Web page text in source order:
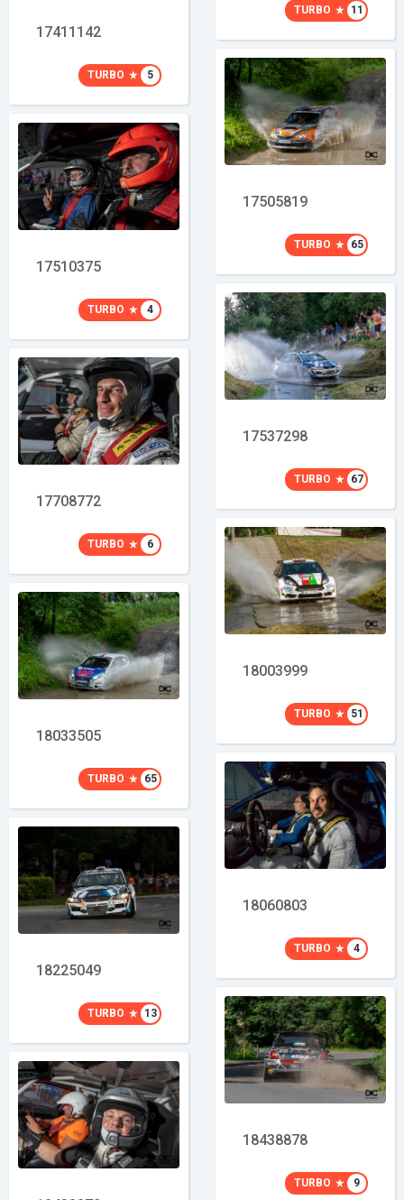
TURBO 11
17505819
TURBO 65
17537298
TURBO 67
18003999
TURBO 51
18060803
TURBO 4
18438878
TURBO 9
17411142
TURBO 5
17510375
TURBO 4
17708772
TURBO 6
18033505
TURBO 65
18225049
TURBO 13